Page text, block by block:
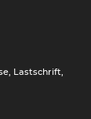
Lastschrift,